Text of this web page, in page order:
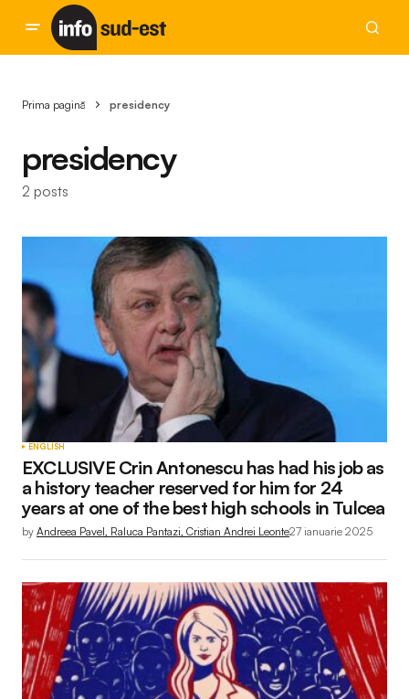
Prima pagină presidency
presidency
2 posts
ENGLISH
EXCLUSIVE Crin Antonescu has had his job as
a history teacher reserved for him for 24
years at one of the best high schools in Tulcea
by Andreea Pavel, Raluca Pantazi, Cristian Andrei Leonte27 ianuarie 2025